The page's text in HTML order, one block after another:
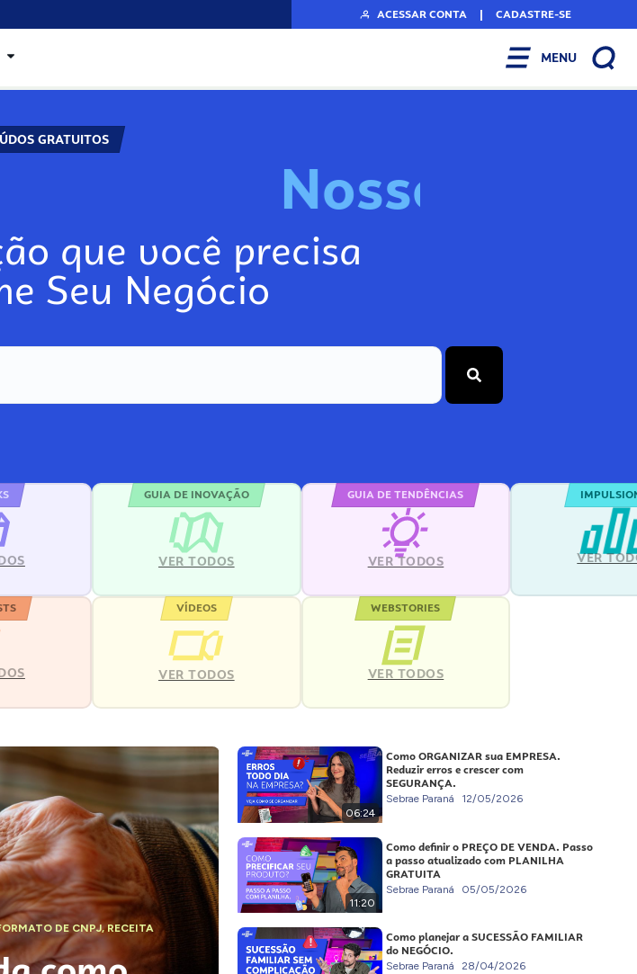
ACESSAR CONTA | CADASTRE-SE
MENU
GRATUITOS
Nosso
que você precisa
Seu Negócio
GUIA DE INOVAÇÃO
VER TODOS
GUIA DE TENDÊNCIAS
VER TODOS VER
VÍDEOS
VER TODOS
WEBSTORIES
VER TODOS
DE CNPJ,RECEITA
06:24
Como ORGANIZAR sua EMPRESA.
Reduzir erros e crescer com
SEGURANÇA.
Sebrae Paraná 12/05/2026
11:20
Como definir o PREÇO DE VENDA. Passo
a passo atualizado com PLANILHA
GRATUITA
Sebrae Paraná 05/05/2026
Como planejar a SUCESSÃO FAMILIAR
do NEGÓCIO.
Sebrae Paraná 28/04/2026